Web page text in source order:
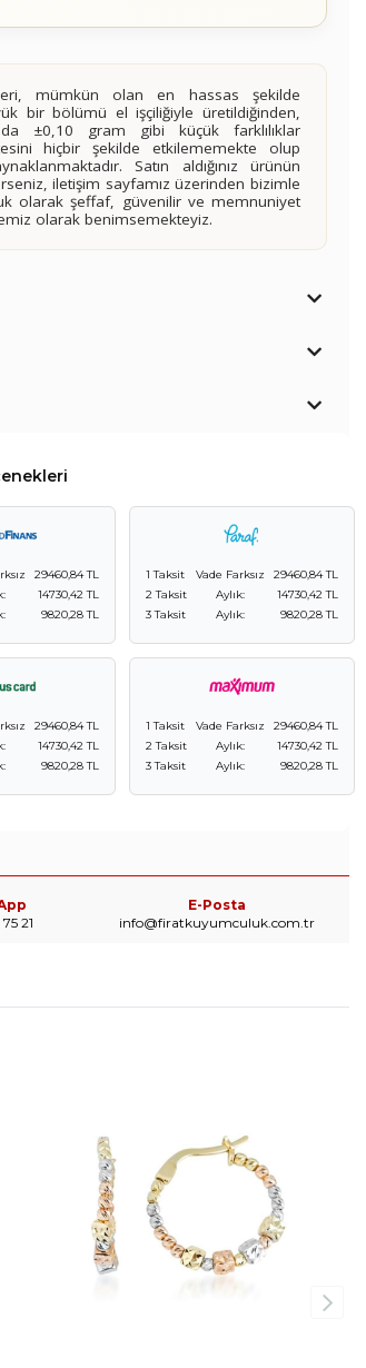
mümkün olan en hassas şekilde
bir bölümü el işçiliğiyle üretildiğinden,
±0,10 gram gibi küçük farklılıklar
hiçbir şekilde etkilememekte olup
Satın aldığınız ürünün
iletişim sayfamız üzerinden bizimle
olarak şeffaf, güvenilir ve memnuniyet
olarak benimsemekteyiz.
29460,84 TL
14730,42 TL
9820,28 TL
1 Taksit Vade Farksız
29460,84 TL
2 Taksit
Aylık:
14730,42 TL
3 Taksit
Aylık: 9820,28 TL
29460,84 TL
14730,42 TL
9820,28 TL
1 Taksit Vade Farksız
29460,84 TL
2 Taksit
Aylık:
14730,42 TL
3 Taksit
Aylık: 9820,28 TL
21
E-Posta
info@firatkuyumculuk.com.tr